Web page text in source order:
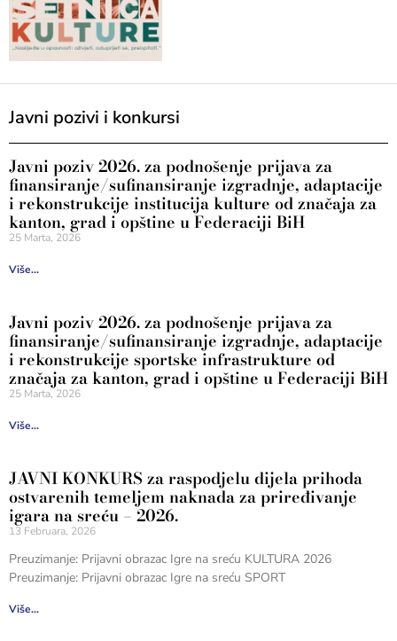
Javni pozivi i konkursi
Javni poziv 2026. za podnošenje prijava za
finansiranje/sufinansiranje izgradnje, adaptacije
i rekonstrukcije institucija kulture od značaja za
kanton, grad i opštine u Federaciji BiH
25 Marta, 2026
Više...
Javni poziv 2026. za podnošenje prijava za
finansiranje/sufinansiranje izgradnje, adaptacije
i rekonstrukcije sportske infrastrukture od
značaja za kanton, grad i opštine u Federaciji BiH
25 Marta, 2026
Više...
JAVNI KONKURS za raspodjelu dijela prihoda
ostvarenih temeljem naknada za priređivanje
igara na sreću – 2026.
13 Februara, 2026
Preuzimanje: Prijavni obrazac Igre na sreću KULTURA 2026
Preuzimanje: Prijavni obrazac Igre na sreću SPORT
Više...